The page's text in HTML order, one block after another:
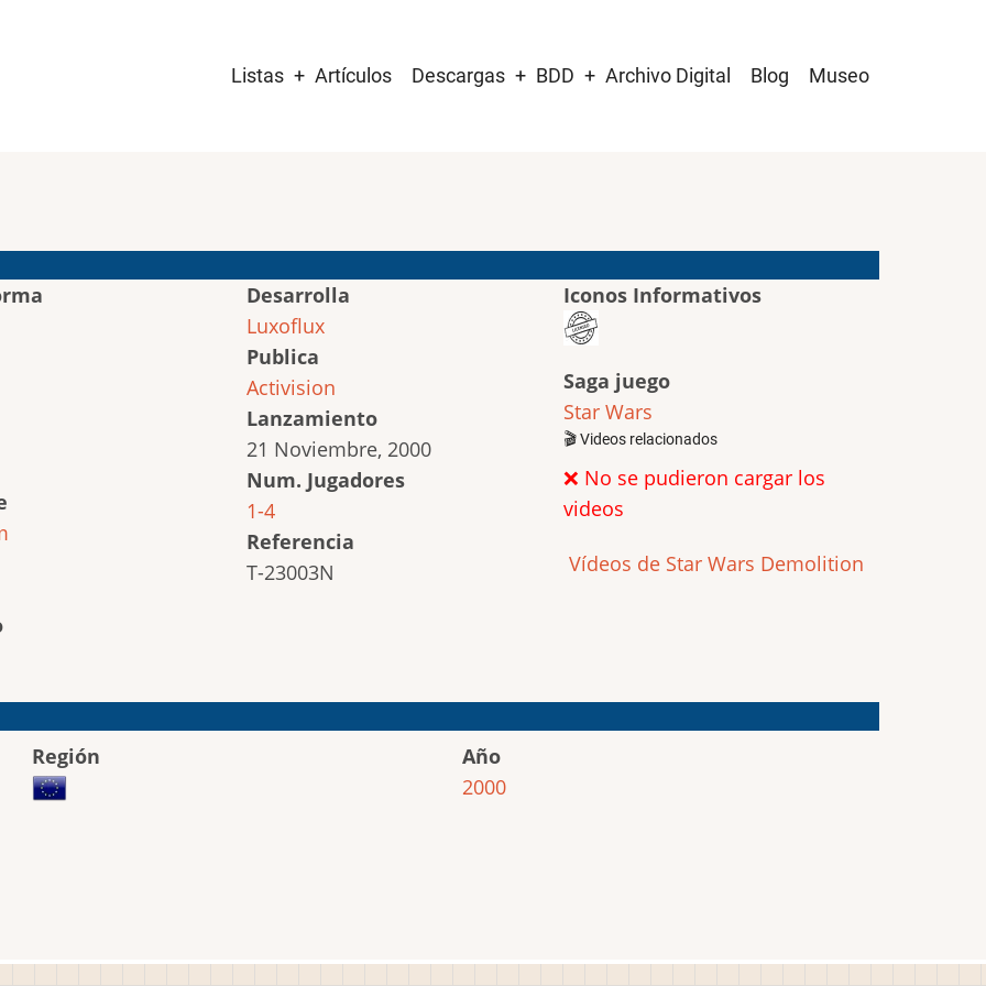
navigation
Listas Artículos Descargas BDD Archivo Digital Blog Museo
Desarrolla
Luxoflux
Publica
Activision
Lanzamiento
21 Noviembre, 2000
Num. Jugadores
1-4
Referencia
T-23003N
Iconos Informativos
Saga juego
Star Wars
🎬 Videos relacionados
❌ No se pudieron cargar los
videos
Vídeos de Star Wars Demolition
Región
Año
2000